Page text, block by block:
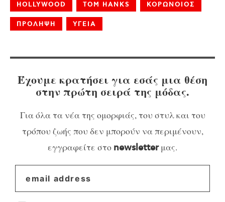
HOLLYWOOD TOM HANKS ΚΟΡΩΝΟΙΟΣ
ΠΡΟΛΗΨΗ ΥΓΕΙΑ
Έχουμε κρατήσει για εσάς μια θέση
στην πρώτη σειρά της μόδας.
Για όλα τα νέα της ομορφιάς, του στυλ και του
τρόπου ζωής που δεν μπορούν να περιμένουν,
εγγραφείτε στο newsletterμας.